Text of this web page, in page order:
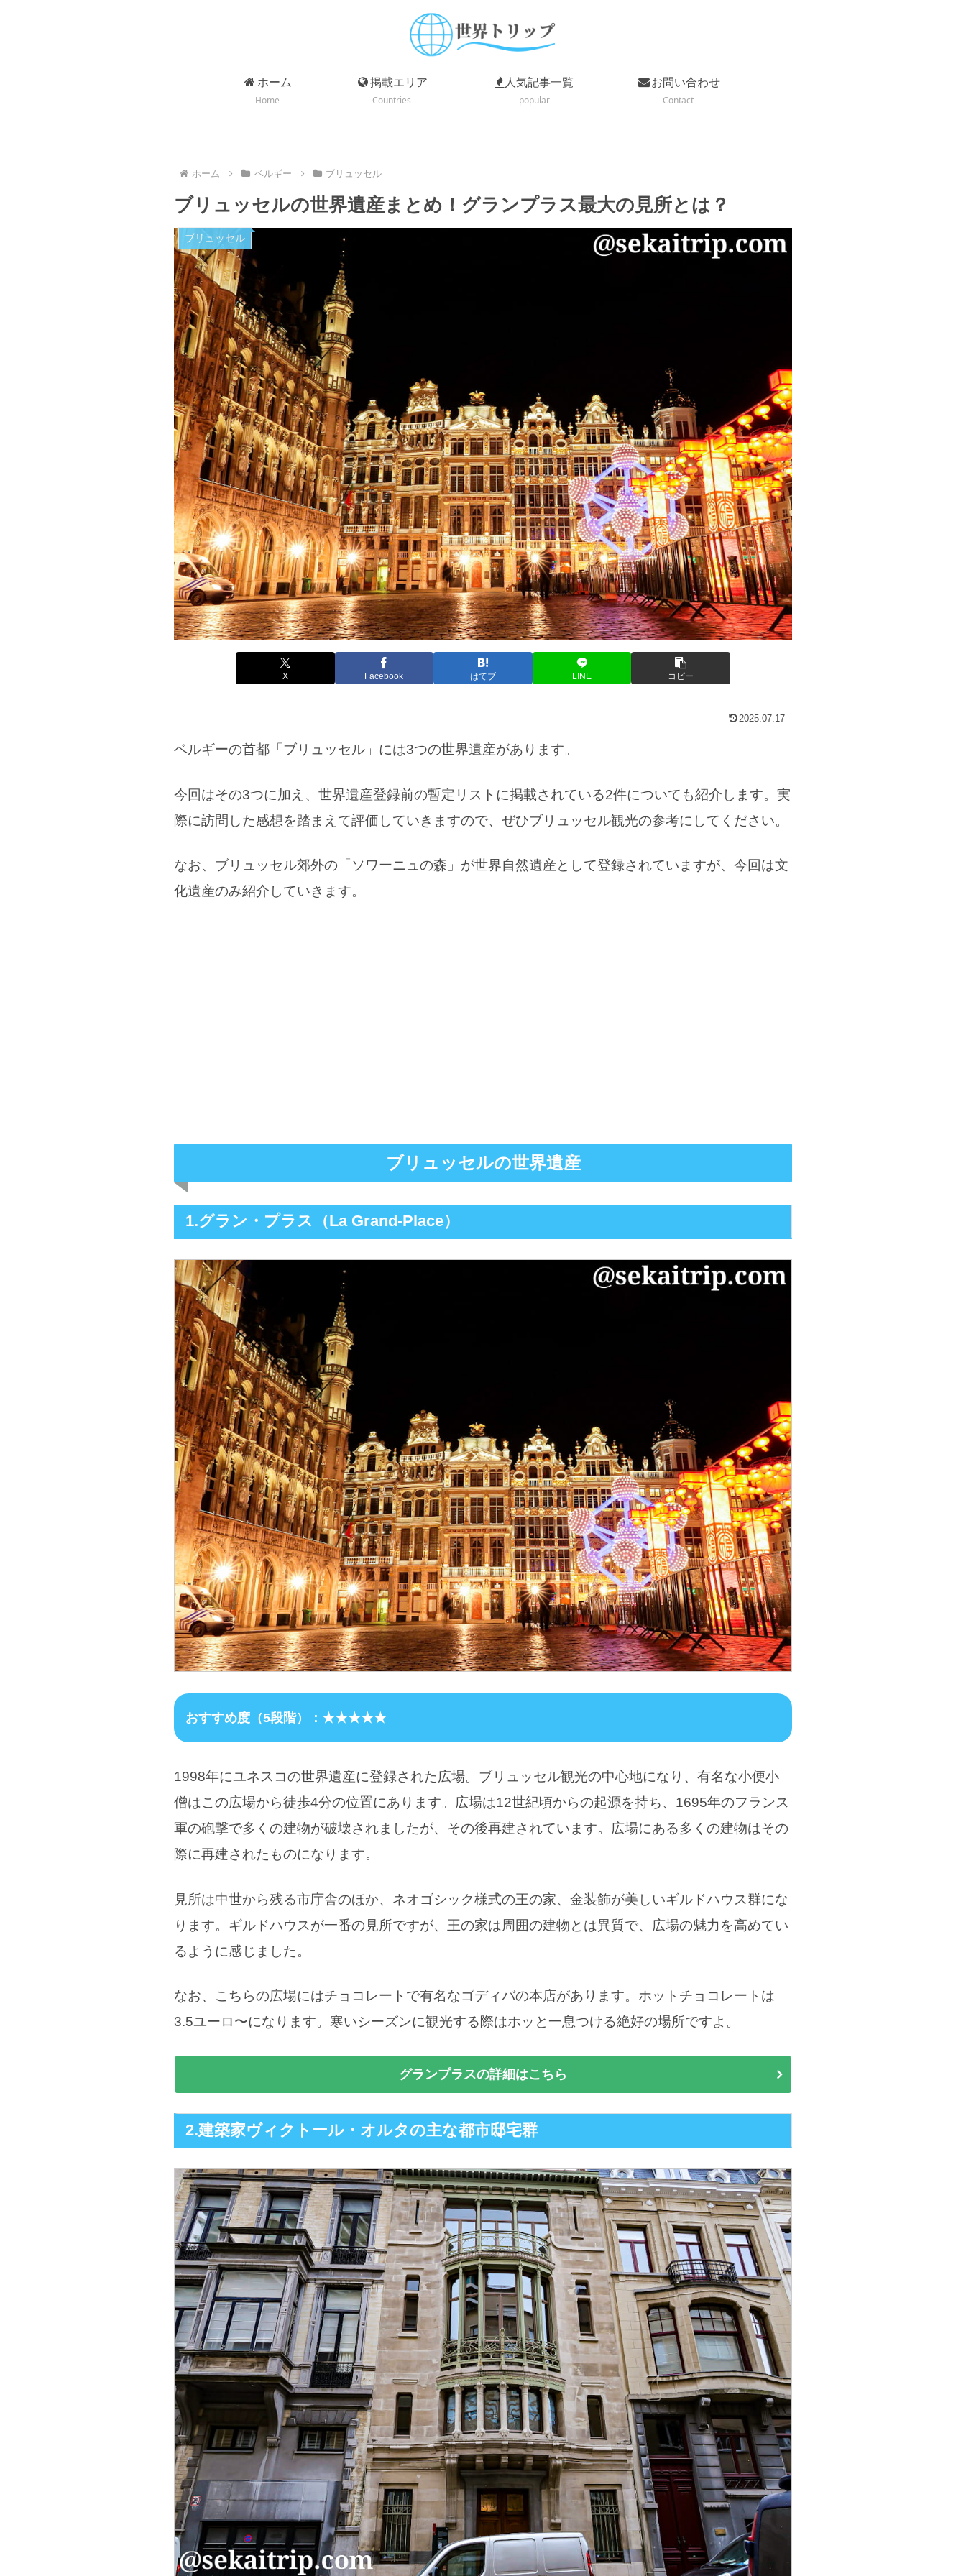
ホーム
Home
掲載エリア
Countries
人気記事一覧
popular
お問い合わせ
Contact
ホーム ベルギー ブリュッセル
ブリュッセルの世界遺産まとめ！グランプラス最大の見所とは？
ブリュッセル
X Facebook はてブ LINE コピー
2025.07.17
ベルギーの首都「ブリュッセル」には3つの世界遺産があります。
今回はその3つに加え、世界遺産登録前の暫定リストに掲載されている2件についても紹介します。実
際に訪問した感想を踏まえて評価していきますので、ぜひブリュッセル観光の参考にしてください。
なお、ブリュッセル郊外の「ソワーニュの森」が世界自然遺産として登録されていますが、今回は文
化遺産のみ紹介していきます。
ブリュッセルの世界遺産
1.グラン・プラス（La Grand-Place）
おすすめ度（5段階）：★★★★★
1998年にユネスコの世界遺産に登録された広場。ブリュッセル観光の中心地になり、有名な小便小
僧はこの広場から徒歩4分の位置にあります。広場は12世紀頃からの起源を持ち、1695年のフランス
軍の砲撃で多くの建物が破壊されましたが、その後再建されています。広場にある多くの建物はその
際に再建されたものになります。
見所は中世から残る市庁舎のほか、ネオゴシック様式の王の家、金装飾が美しいギルドハウス群にな
ります。ギルドハウスが一番の見所ですが、王の家は周囲の建物とは異質で、広場の魅力を高めてい
るように感じました。
なお、こちらの広場にはチョコレートで有名なゴディバの本店があります。ホットチョコレートは
3.5ユーロ〜になります。寒いシーズンに観光する際はホッと一息つける絶好の場所ですよ。
グランプラスの詳細はこちら
2.建築家ヴィクトール・オルタの主な都市邸宅群